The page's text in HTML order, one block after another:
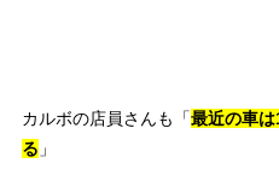
カルボの店員さんも「最近の車
る 」